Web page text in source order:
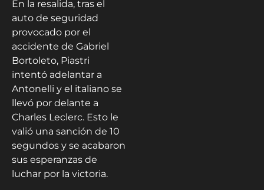
En la resalida, tras el
auto de seguridad
provocado por el
accidente de Gabriel
Bortoleto, Piastri
intentó adelantar a
Antonelli y el italiano se
llevó por delante a
Charles Leclerc. Esto le
valió una sanción de 10
segundos y se acabaron
sus esperanzas de
luchar por la victoria.